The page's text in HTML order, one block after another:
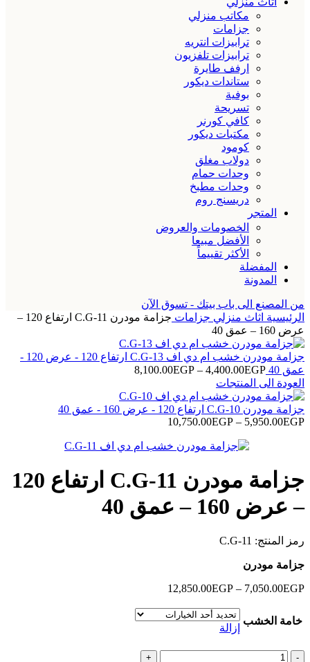
مكاتب منزلي
جزامات
ترابيزات انتريه
ترابيزات تلفزيون
ارفف طايرة
ستاندات ديكور
بوفية
تسريحة
كافي كورنر
مكتبات ديكور
كومود
دولاب مغلق
وحدات حمام
وحدات مطبخ
دريسنج روم
المتجر
الخصومات والعروض
الأفضل مبيعا
الأكثر تقييماً
المفضلة
المدونة
من المصنع الى باب بيتك - تسوق الآن
الرئيسية اثاث منزلي جزامات
جزامة مودرن C.G-11 ارتفاع 120 –
عرض 160 – عمق 40
جزامة مودرن خشب ام دي اف C.G-13 ارتفاع 120 - عرض 120 -
عمق 40
4,400.00EGP
–
8,100.00EGP
نطاق
من
العودة الى المنتجات
جزامة مودرن C.G-10 ارتفاع 120 - عرض 160 - عمق 40
5,950.00EGP
–
10,750.00EGP
من
خلال
جزامة مودرن C.G-11 ارتفاع 120
– عرض 160 – عمق 40
رمز المنتج: C.G-11
جزامة مودرن
7,050.00EGP
–
12,850.00EGP
من
خامة الخشب
إزالة